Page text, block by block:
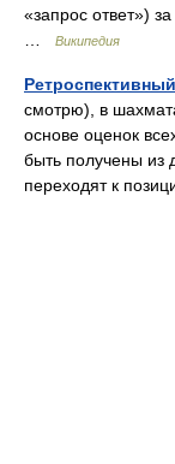
«запрос ответ»)
Википедия
смотрю), в
основе оценок
быть получены из
переходят к